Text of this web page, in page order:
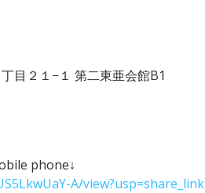
目２１−１ 第二東亜会館B1
phone↓
A/view?usp=share_link